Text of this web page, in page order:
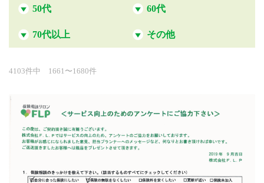
50代 60代
70代以上 その他
4103件中 1661〜1680件